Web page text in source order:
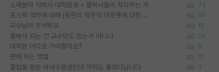
소재분야 석박사 대학원생 + 물박사들이 착각하는 거 73
포스텍 억까에 대해 (동문의 학문적 아웃풋에 대한 반박) 50
교수님이 무서워요 16
물박사 되는 건 교수탓도 있는거 아니냐 29
대학원 어디로 가야할까요? 5
편애 하는 방법 12
졸업을 앞둔 박사수료생인데 아직도 출장다닙니다 3